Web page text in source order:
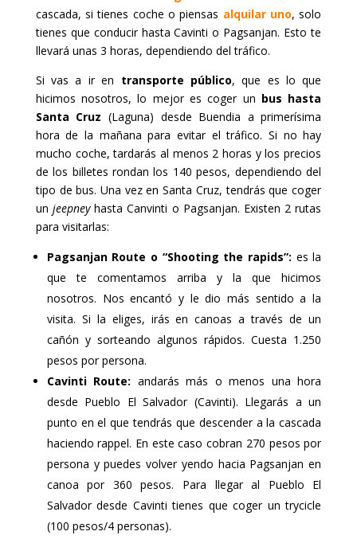
cascada, si tienes coche o piensas alquilar uno, solo
tienes que conducir hasta Cavinti o Pagsanjan. Esto te
llevará unas 3 horas, dependiendo del tráfico.
Si vas a ir en transporte público, que es lo que
hicimos nosotros, lo mejor es coger un bus hasta
Santa Cruz (Laguna) desde Buendia a primerísima
hora de la mañana para evitar el tráfico. Si no hay
mucho coche, tardarás al menos 2 horas y los precios
de los billetes rondan los 140 pesos, dependiendo del
tipo de bus. Una vez en Santa Cruz, tendrás que coger
un jeepneyhasta Canvinti o Pagsanjan. Existen 2 rutas
para visitarlas:
Pagsanjan Route o “Shooting the rapids”: es la
que te comentamos arriba y la que hicimos
nosotros. Nos encantó y le dio más sentido a la
visita. Si la eliges, irás en canoas a través de un
cañón y sorteando algunos rápidos. Cuesta 1.250
pesos por persona.
Cavinti Route: andarás más o menos una hora
desde Pueblo El Salvador (Cavinti). Llegarás a un
punto en el que tendrás que descender a la cascada
haciendo rappel. En este caso cobran 270 pesos por
persona y puedes volver yendo hacia Pagsanjan en
canoa por 360 pesos. Para llegar al Pueblo El
Salvador desde Cavinti tienes que coger un trycicle
(100 pesos/4 personas).